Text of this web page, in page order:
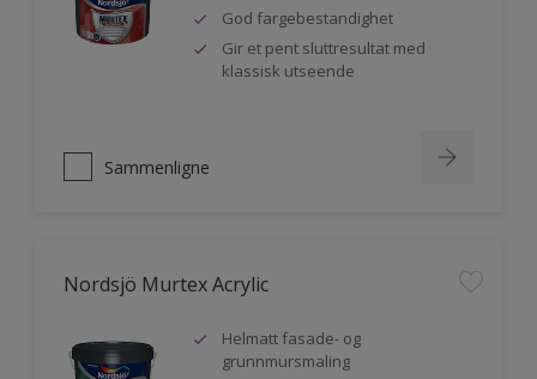
God fargebestandighet
Gir et pent sluttresultat med
klassisk utseende
Sammenligne
Nordsjö Murtex Acrylic
Helmatt fasade- og
grunnmursmaling